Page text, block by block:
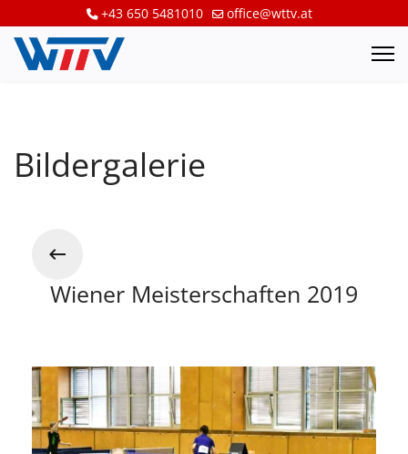
+43 650 5481010 office@wttv.at
Bildergalerie
Wiener Meisterschaften 2019